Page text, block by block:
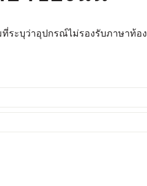
ระบุว่าอุปกรณ์ไม่รองรับภาษาท้อ